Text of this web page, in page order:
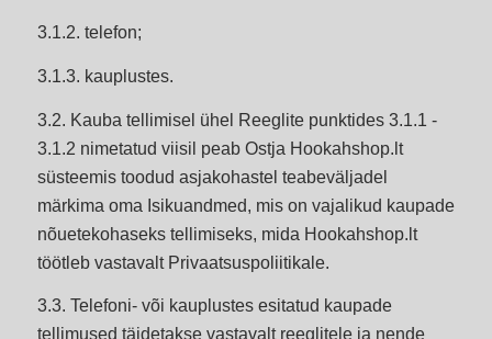
3.1.2. telefon;
3.1.3. kauplustes.
3.2. Kauba tellimisel ühel Reeglite punktides 3.1.1 -
3.1.2 nimetatud viisil peab Ostja Hookahshop.lt
süsteemis toodud asjakohastel teabeväljadel
märkima oma Isikuandmed, mis on vajalikud kaupade
nõuetekohaseks tellimiseks, mida Hookahshop.lt
töötleb vastavalt Privaatsuspoliitikale.
3.3. Telefoni- või kauplustes esitatud kaupade
tellimused täidetakse vastavalt reeglitele ja nende